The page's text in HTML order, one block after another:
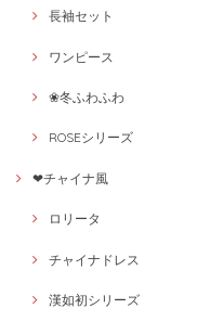
長袖セット
ワンピース
❀冬ふわふわ
ROSEシリーズ
❤チャイナ風
ロリータ
チャイナドレス
漢如初シリーズ